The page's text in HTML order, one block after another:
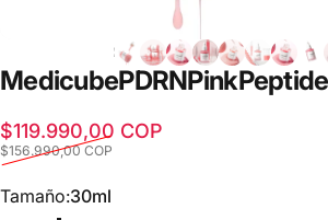
MedicubePDRNPinkPeptide
Precio de oferta
$119.990,00 COP
Precio habitual
$156.990,00 COP
Tamaño
Tamaño:30ml